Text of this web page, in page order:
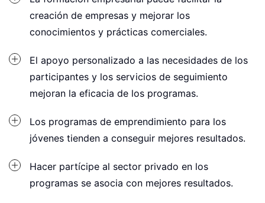
creación de empresas y mejorar los
conocimientos y prácticas comerciales.
El apoyo personalizado a las necesidades de los
participantes y los servicios de seguimiento
mejoran la eficacia de los programas.
Los programas de emprendimiento para los
jóvenes tienden a conseguir mejores resultados.
Hacer partícipe al sector privado en los
programas se asocia con mejores resultados.